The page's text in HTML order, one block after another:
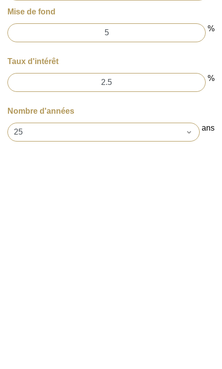
Mise de fond
%
Taux d'intérêt
%
Nombre d'années
ans